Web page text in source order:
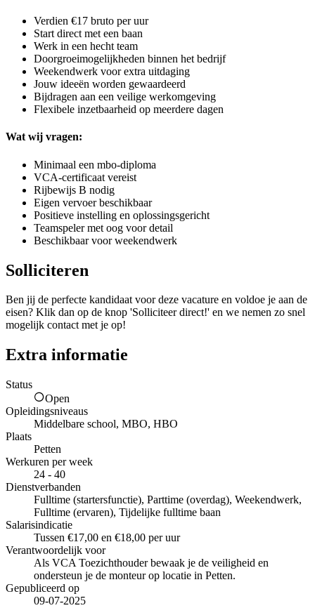
Verdien €17 bruto per uur
Start direct met een baan
Werk in een hecht team
Doorgroeimogelijkheden binnen het bedrijf
Weekendwerk voor extra uitdaging
Jouw ideeën worden gewaardeerd
Bijdragen aan een veilige werkomgeving
Flexibele inzetbaarheid op meerdere dagen
Wat wij vragen:
Minimaal een mbo-diploma
VCA-certificaat vereist
Rijbewijs B nodig
Eigen vervoer beschikbaar
Positieve instelling en oplossingsgericht
Teamspeler met oog voor detail
Beschikbaar voor weekendwerk
Solliciteren
Ben jij de perfecte kandidaat voor deze vacature en voldoe je aan de
eisen? Klik dan op de knop 'Solliciteer direct!' en we nemen zo snel
mogelijk contact met je op!
Extra informatie
Status
Open
Opleidingsniveaus
Middelbare school, MBO, HBO
Plaats
Petten
Werkuren per week
24 - 40
Dienstverbanden
Fulltime (startersfunctie), Parttime (overdag), Weekendwerk,
Fulltime (ervaren), Tijdelijke fulltime baan
Salarisindicatie
Tussen €17,00 en €18,00 per uur
Verantwoordelijk voor
Als VCA Toezichthouder bewaak je de veiligheid en
ondersteun je de monteur op locatie in Petten.
Gepubliceerd op
09-07-2025